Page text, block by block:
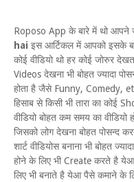
Roposo App के बारे में थो आपने
hai इस आर्टिकल में आपको इसके
कोई वीडियो थो हर कोई जोरुर
Videos देखना भी बोहत ज्यादा
होता है जैसे Funny, Comedy,
हिसाब से किसी भी तारा का कोई
वीडियो बोहत कम समय का
जिसको लोग देखना बोहत पोसन्द
शार्ट वीडियोस बनाना भी बोहत
होने के लिए भी Create करते है
लिए भी बनाते है येआ पैसे कमाने के